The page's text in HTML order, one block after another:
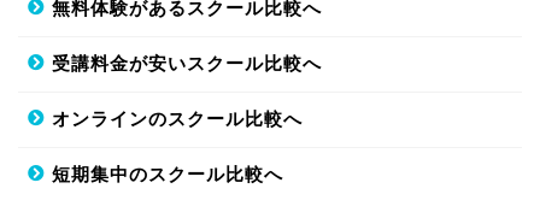
無料体験があるスクール比較へ
受講料金が安いスクール比較へ
オンラインのスクール比較へ
短期集中のスクール比較へ